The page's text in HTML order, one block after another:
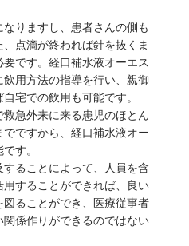
りますし、患者さんの側も
点滴が終われば針を抜くま
です。経口補水液オーエス
用方法の指導を行い、親御
宅での飲用も可能です。
急外来に来る患児のほとん
ですから、経口補水液オー
す。
ることによって、人員を含
することができれば、良い
ることができ、医療従事者
係作りができるのではない